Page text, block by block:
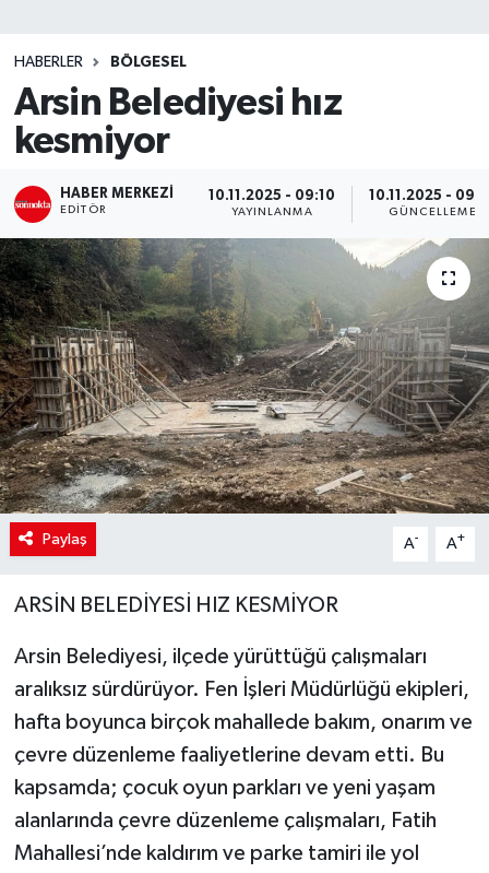
HABERLER BÖLGESEL
Arsin Belediyesi hız
kesmiyor
HABER MERKEZI
EDITÖR
10.11.2025 - 09:10
YAYINLANMA
10.11.2025 -
GÜNCELLEME
Paylaş A- A+
ARSİN BELEDİYESİ HIZ KESMİYOR
Arsin Belediyesi, ilçede yürüttüğü çalışmaları
aralıksız sürdürüyor. Fen İşleri Müdürlüğü ekipleri,
hafta boyunca birçok mahallede bakım, onarım ve
çevre düzenleme faaliyetlerine devam etti. Bu
kapsamda; çocuk oyun parkları ve yeni yaşam
alanlarında çevre düzenleme çalışmaları, Fatih
Mahallesi’nde kaldırım ve parke tamiri ile yol
Teknoloji
TRABZON
TRABZONSPOR
Yaşam